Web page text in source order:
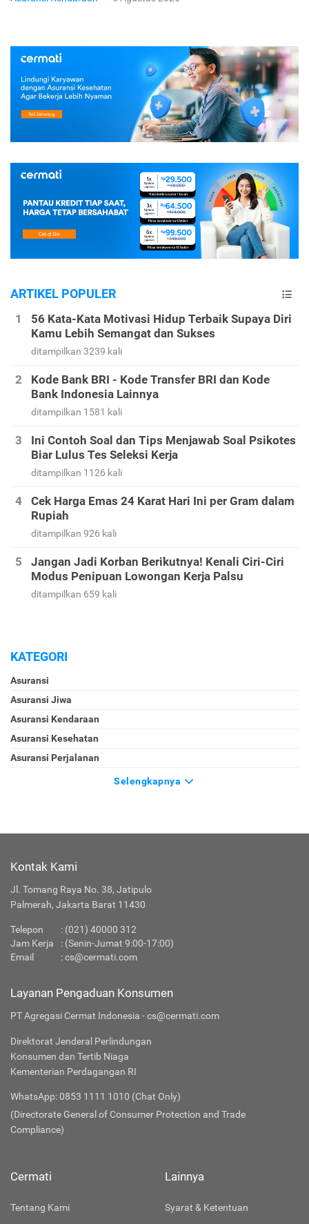
ARTIKEL POPULER
56 Kata-Kata Motivasi Hidup Terbaik Supaya Diri
Kamu Lebih Semangat dan Sukses
ditampilkan 3239 kali
Kode Bank BRI - Kode Transfer BRI dan Kode
Bank Indonesia Lainnya
ditampilkan 1581 kali
Ini Contoh Soal dan Tips Menjawab Soal Psikotes
Biar Lulus Tes Seleksi Kerja
ditampilkan 1126 kali
Cek Harga Emas 24 Karat Hari Ini per Gram dalam
Rupiah
ditampilkan 926 kali
Jangan Jadi Korban Berikutnya! Kenali Ciri-Ciri
Modus Penipuan Lowongan Kerja Palsu
ditampilkan 659 kali
KATEGORI
Asuransi
Asuransi Jiwa
Asuransi Kendaraan
Asuransi Kesehatan
Asuransi Perjalanan
Selengkapnya
Kontak Kami
Jl. Tomang Raya No. 38, Jatipulo
Palmerah, Jakarta Barat 11430
Telepon : (021) 40000 312
Jam Kerja
: (Senin-Jumat 9:00-17:00)
Email
:cs@cermati.com
Layanan Pengaduan Konsumen
PT Agregasi Cermat Indonesia - cs@cermati.com
Direktorat Jenderal Perlindungan
Konsumen dan Tertib Niaga
Kementerian Perdagangan RI
WhatsApp: 0853 1111 1010 (Chat Only)
(Directorate General of Consumer Protection and Trade
Compliance)
Cermati
Tentang Kami
Lainnya
Syarat & Ketentuan